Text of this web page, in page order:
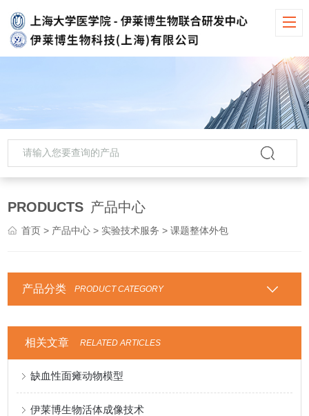
PRODUCTS 产品中心
首页 > 产品中心 > 实验技术服务 > 课题整体外包
产品分类 PRODUCT CATEGORY
相关文章 RELATED ARTICLES
缺血性面瘫动物模型
伊莱博生物活体成像技术